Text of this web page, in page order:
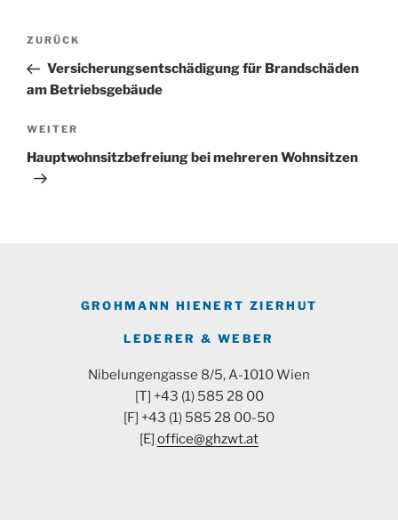
Beitragsnavigation
Vorheriger
Beitrag
ZURÜCK
Versicherungsentschädigung für Brandschäden
am Betriebsgebäude
Nächster
Beitrag
WEITER
Hauptwohnsitzbefreiung bei mehreren Wohnsitzen
GROHMANN HIENERT ZIERHUT
LEDERER & WEBER
Nibelungengasse 8/5, A-1010 Wien
[T] +43 (1) 585 28 00
[F] +43 (1) 585 28 00-50
[E] office@ghzwt.at